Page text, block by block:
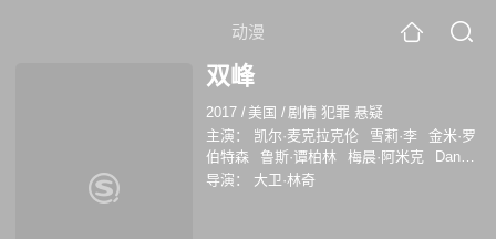
动漫
双峰
2017 / 美国 /剧情 犯罪 悬疑
主演：
凯尔·麦克拉克伦 雪莉·李
金米·罗
伯特森
鲁斯·谭柏林 梅晨·阿米克
Dana
Ashbrook
雷·怀斯
导演： 大卫·林奇